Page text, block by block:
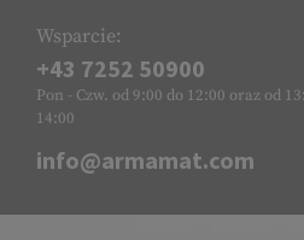
Wsparcie:
+43 7252 50900
Pon - Czw. od 9:00 do 12:00 oraz od
14:00
info@armamat.com